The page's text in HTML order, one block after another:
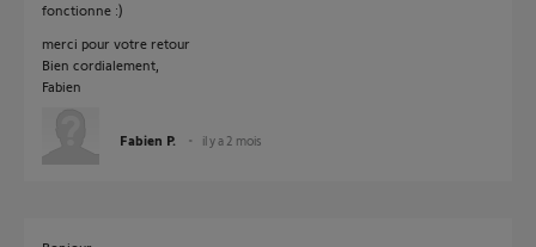
fonctionne :)
merci pour votre retour
Bien cordialement,
Fabien
Fabien P. il y a 2 mois